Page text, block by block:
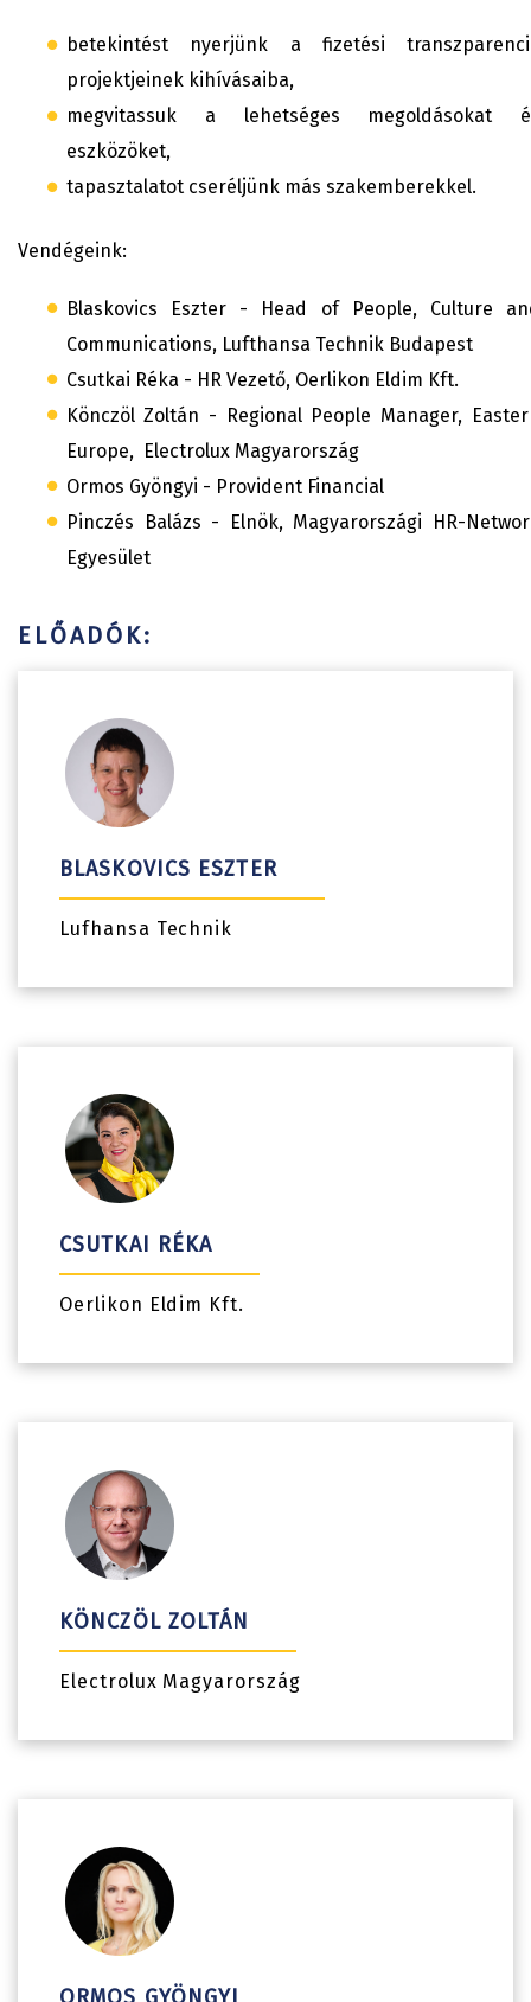
betekintést nyerjünk a fizetési
projektjeinek kihívásaiba,
megvitassuk a lehetséges megoldásokat
eszközöket,
tapasztalatot cseréljünk más szakemberekkel.
Vendégeink:
Blaskovics Eszter - Head of People, Culture
Communications, Lufthansa Technik Budapest
Csutkai Réka - HR Vezető, Oerlikon Eldim Kft.
Könczöl Zoltán - Regional People Manager,
Europe, Electrolux Magyarország
Ormos Gyöngyi - Provident Financial
Pinczés Balázs - Elnök, Magyarországi HR-
Egyesület
ELŐADÓK:
BLASKOVICS ESZTER
Lufhansa Technik
CSUTKAI RÉKA
Oerlikon Eldim Kft.
KÖNCZÖL ZOLTÁN
Electrolux Magyarország